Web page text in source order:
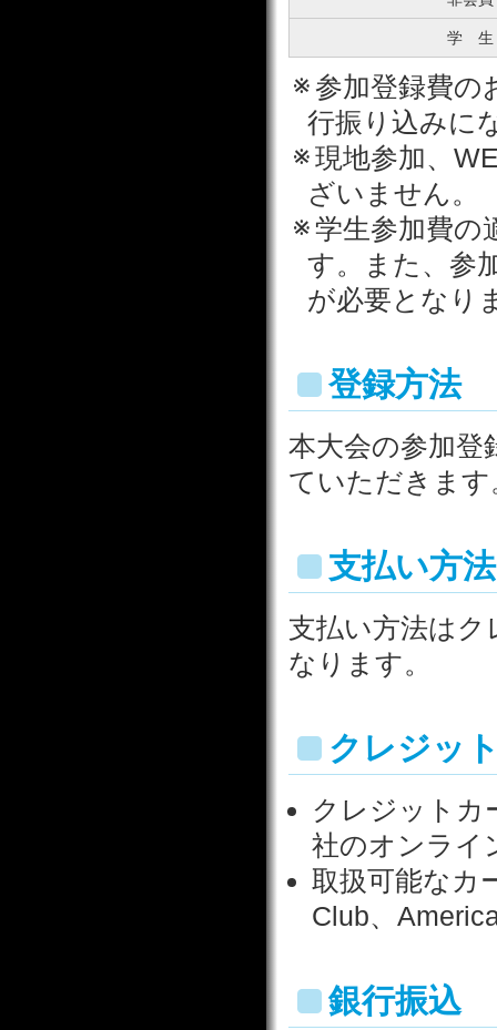
学 生
参加登録費の
行振り込みに
現地参加、
ざいません。
学生参加費の
す。また、参
が必要となり
登録方法
本大会の参加
ていただきます
支払い方法
支払い方法は
なります。
クレジッ
クレジットカ
社のオンライ
取扱可能なカ
Club、
銀行振込